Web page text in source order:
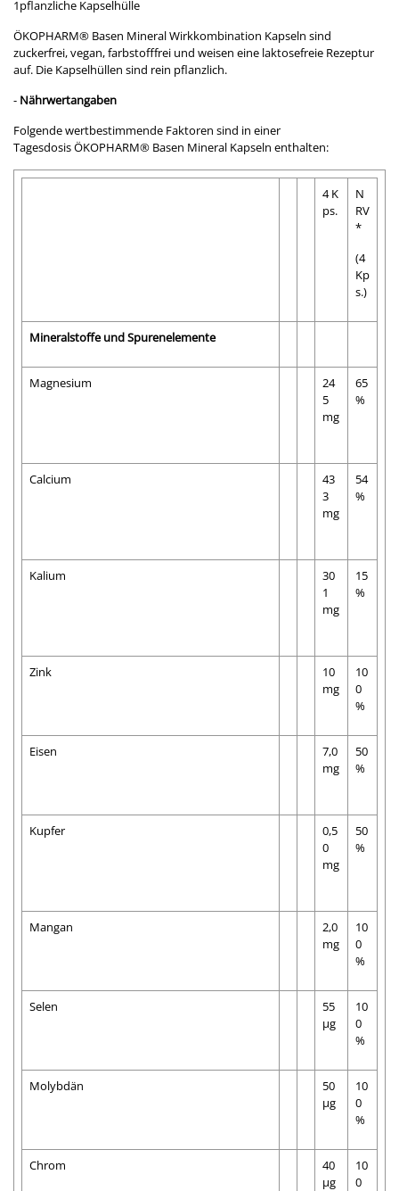
1pflanzliche Kapselhülle
ÖKOPHARM® Basen Mineral Wirkkombination Kapseln sind
zuckerfrei, vegan, farbstofffrei und weisen eine laktosefreie Rezeptur
auf. Die Kapselhüllen sind rein pflanzlich.
- Nährwertangaben
Folgende wertbestimmende Faktoren sind in einer
Tagesdosis ÖKOPHARM® Basen Mineral Kapseln enthalten:
4 K
ps.
N
RV
*
(4
Kp
s.)
Mineralstoffe und Spurenelemente
Magnesium
24
5
mg
65
%
Calcium
43
3
mg
54
%
Kalium
30
1
mg
15
%
Zink
10
mg
10
0
%
Eisen
7,0
mg
50
%
Kupfer
0,5
0
mg
50
%
Mangan
2,0
mg
10
0
%
Selen
55
µg
10
0
%
Molybdän
50
µg
10
0
%
Chrom
40
µg
10
0